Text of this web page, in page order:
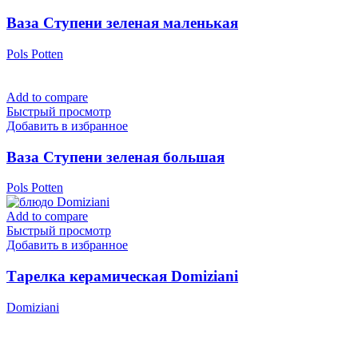
Ваза Ступени зеленая маленькая
Pols Potten
Add to compare
Быстрый просмотр
Добавить в избранное
Ваза Ступени зеленая большая
Pols Potten
Add to compare
Быстрый просмотр
Добавить в избранное
Тарелка керамическая Domiziani
Domiziani